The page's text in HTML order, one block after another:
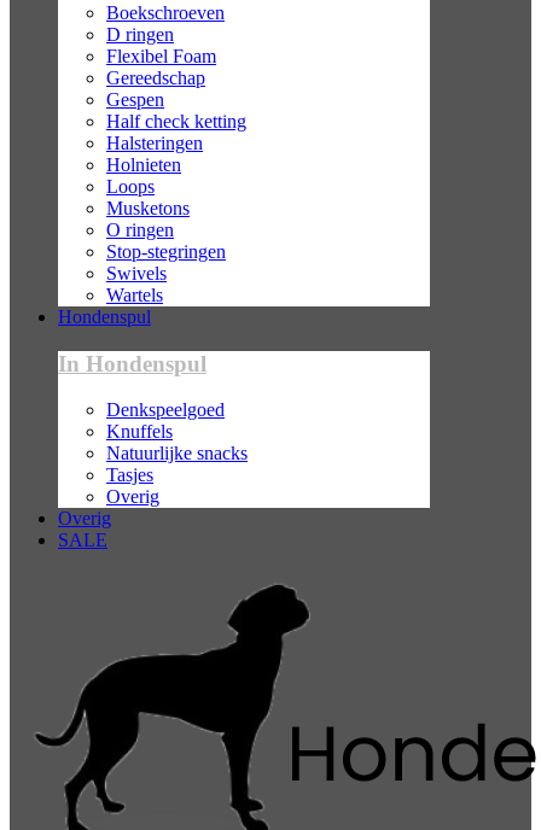
Boekschroeven
D ringen
Flexibel Foam
Gereedschap
Gespen
Half check ketting
Halsteringen
Holnieten
Loops
Musketons
O ringen
Stop-stegringen
Swivels
Wartels
Hondenspul
In Hondenspul
Denkspeelgoed
Knuffels
Natuurlijke snacks
Tasjes
Overig
Overig
SALE